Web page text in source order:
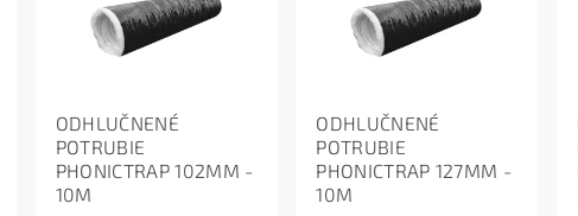
ODHLUČNENÉ
POTRUBIE
PHONICTRAP 102MM -
10M
ODHLUČNENÉ
POTRUBIE
PHONICTRAP 127MM -
10M